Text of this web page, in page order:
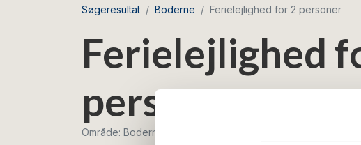
Søgeresultat Boderne Ferielejlighed for 2 personer
Ferielejlighed
personer
Område: Boderne